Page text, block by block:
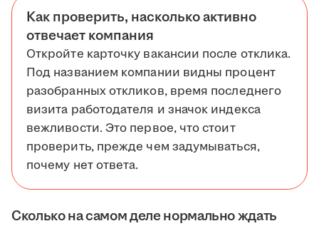
Как проверить, насколько активно
отвечает компания
Откройте карточку вакансии после отклика.
Под названием компании видны процент
разобранных откликов, время последнего
визита работодателя и значок индекса
вежливости. Это первое, что стоит
проверить, прежде чем задумываться,
почему нет ответа.
Сколько на самом деле нормально ждать